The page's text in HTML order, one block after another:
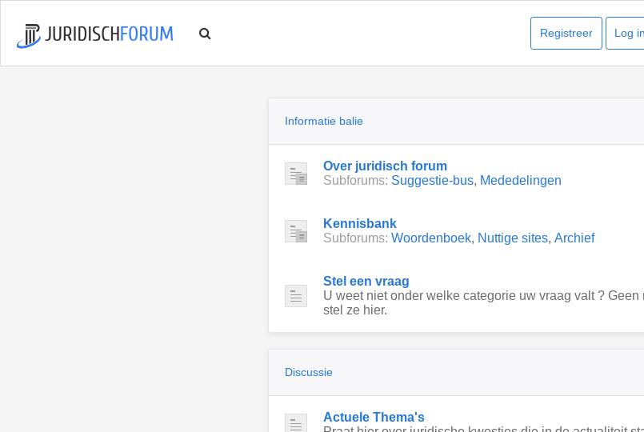
Log in
Registreer
Informatie balie
Over juridisch forum
Subforums: Suggestie-bus, Mededelingen
Kennisbank
Subforums: Woordenboek, Nuttige sites, Archief
Stel een vraag
U weet niet onder welke categorie uw vraag valt ? Geen
stel ze hier.
Discussie
Actuele Thema's